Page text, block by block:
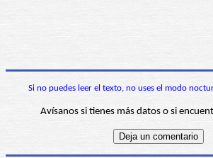
Si no puedes leer el texto, no uses el modo
Avísanos si tienes más datos o si